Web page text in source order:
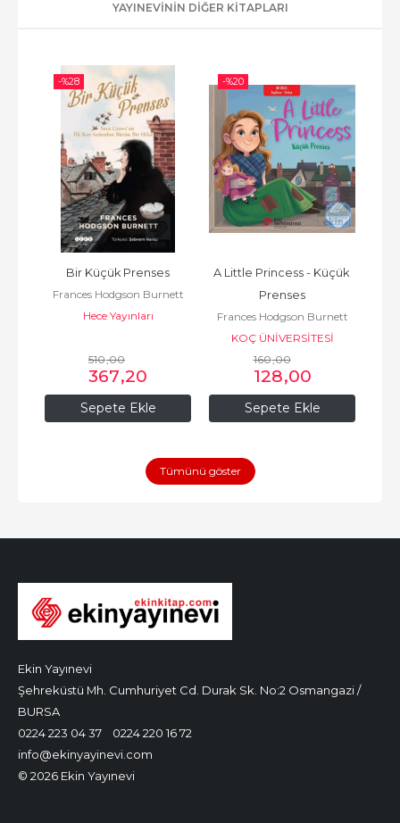
YAYINEVININ DIĞER KITAPLARI
-%28
Sepete Ekle
Bir Küçük Prenses
Frances Hodgson Burnett
Hece Yayınları
510,00
367,20
-%20
Sepete Ekle
A Little Princess - Küçük
Prenses
Frances Hodgson Burnett
KOÇ ÜNİVERSİTESİ
YAYINLARI
160,00
128,00
Tümünü göster
Ekin Yayınevi
Şehreküstü Mh. Cumhuriyet Cd. Durak Sk. No:2 Osmangazi /
BURSA
0224 223 04 37
0224 220 16 72
info@ekinyayinevi.com
© 2026 Ekin Yayınevi